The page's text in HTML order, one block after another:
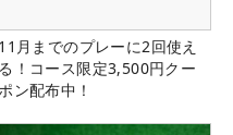
11月までのプレーに2回使え
る！コース限定3,500円クー
ポン配布中！